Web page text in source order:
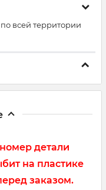
всей территории
детали
на пластике
заказом.